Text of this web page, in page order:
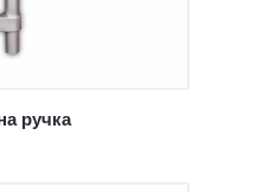
ручка